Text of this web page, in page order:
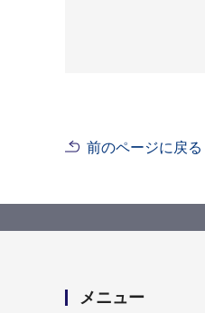
前のページに戻る
メニュー